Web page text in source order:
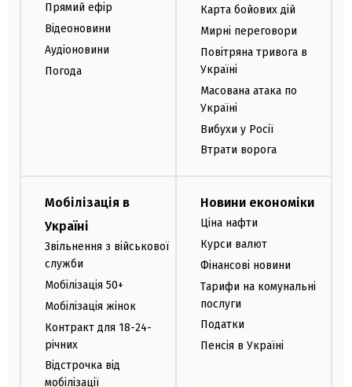
Прямий ефір
Відеоновини
Аудіоновини
Погода
Карта бойових дій
Мирні переговори
Повітряна тривога в
Україні
Масована атака по
Україні
Вибухи у Росії
Втрати ворога
Мобілізація в
Україні
Звільнення з військової
служби
Мобілізація 50+
Мобілізація жінок
Контракт для 18-24-
річних
Відстрочка від
мобілізації
Новини економіки
Ціна нафти
Курси валют
Фінансові новини
Тарифи на комунальні
послуги
Податки
Пенсія в Україні